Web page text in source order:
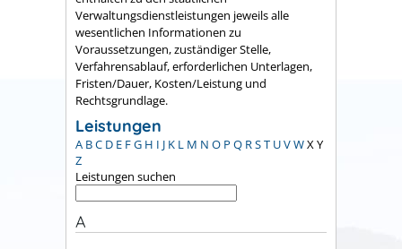
Verwaltungsdienstleistungen jeweils alle
wesentlichen Informationen zu
Voraussetzungen, zuständiger Stelle,
Verfahrensablauf, erforderlichen Unterlagen,
Fristen/Dauer, Kosten/Leistung und
Rechtsgrundlage.
Leistungen
A BC D E FG H I J K L M N O P Q RST UVWXY
Z
Leistungen suchen
A